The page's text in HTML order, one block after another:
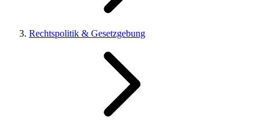
Rechtspolitik & Gesetzgebung